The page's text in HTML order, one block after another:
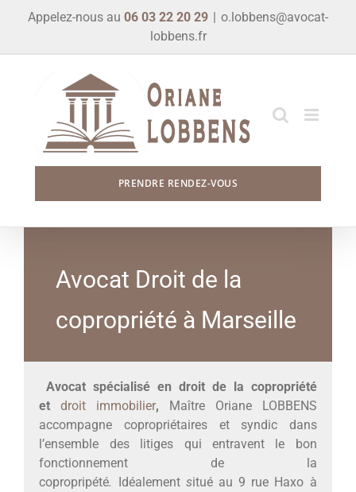
content
Appelez-nous au 06 03 22 20 29 | o.lobbens@avocat-
lobbens.fr
PRENDRE RENDEZ-VOUS
Avocat Droit de la
copropriété à Marseille
Avocat spécialisé en droit de la copropriété
etdroit immobilier, Maître Oriane LOBBENS
accompagne copropriétaires et syndic dans
l’ensemble des litiges qui entravent le bon
fonctionnement de la
copropripété. Idéalement situé au 9 rue Haxo à